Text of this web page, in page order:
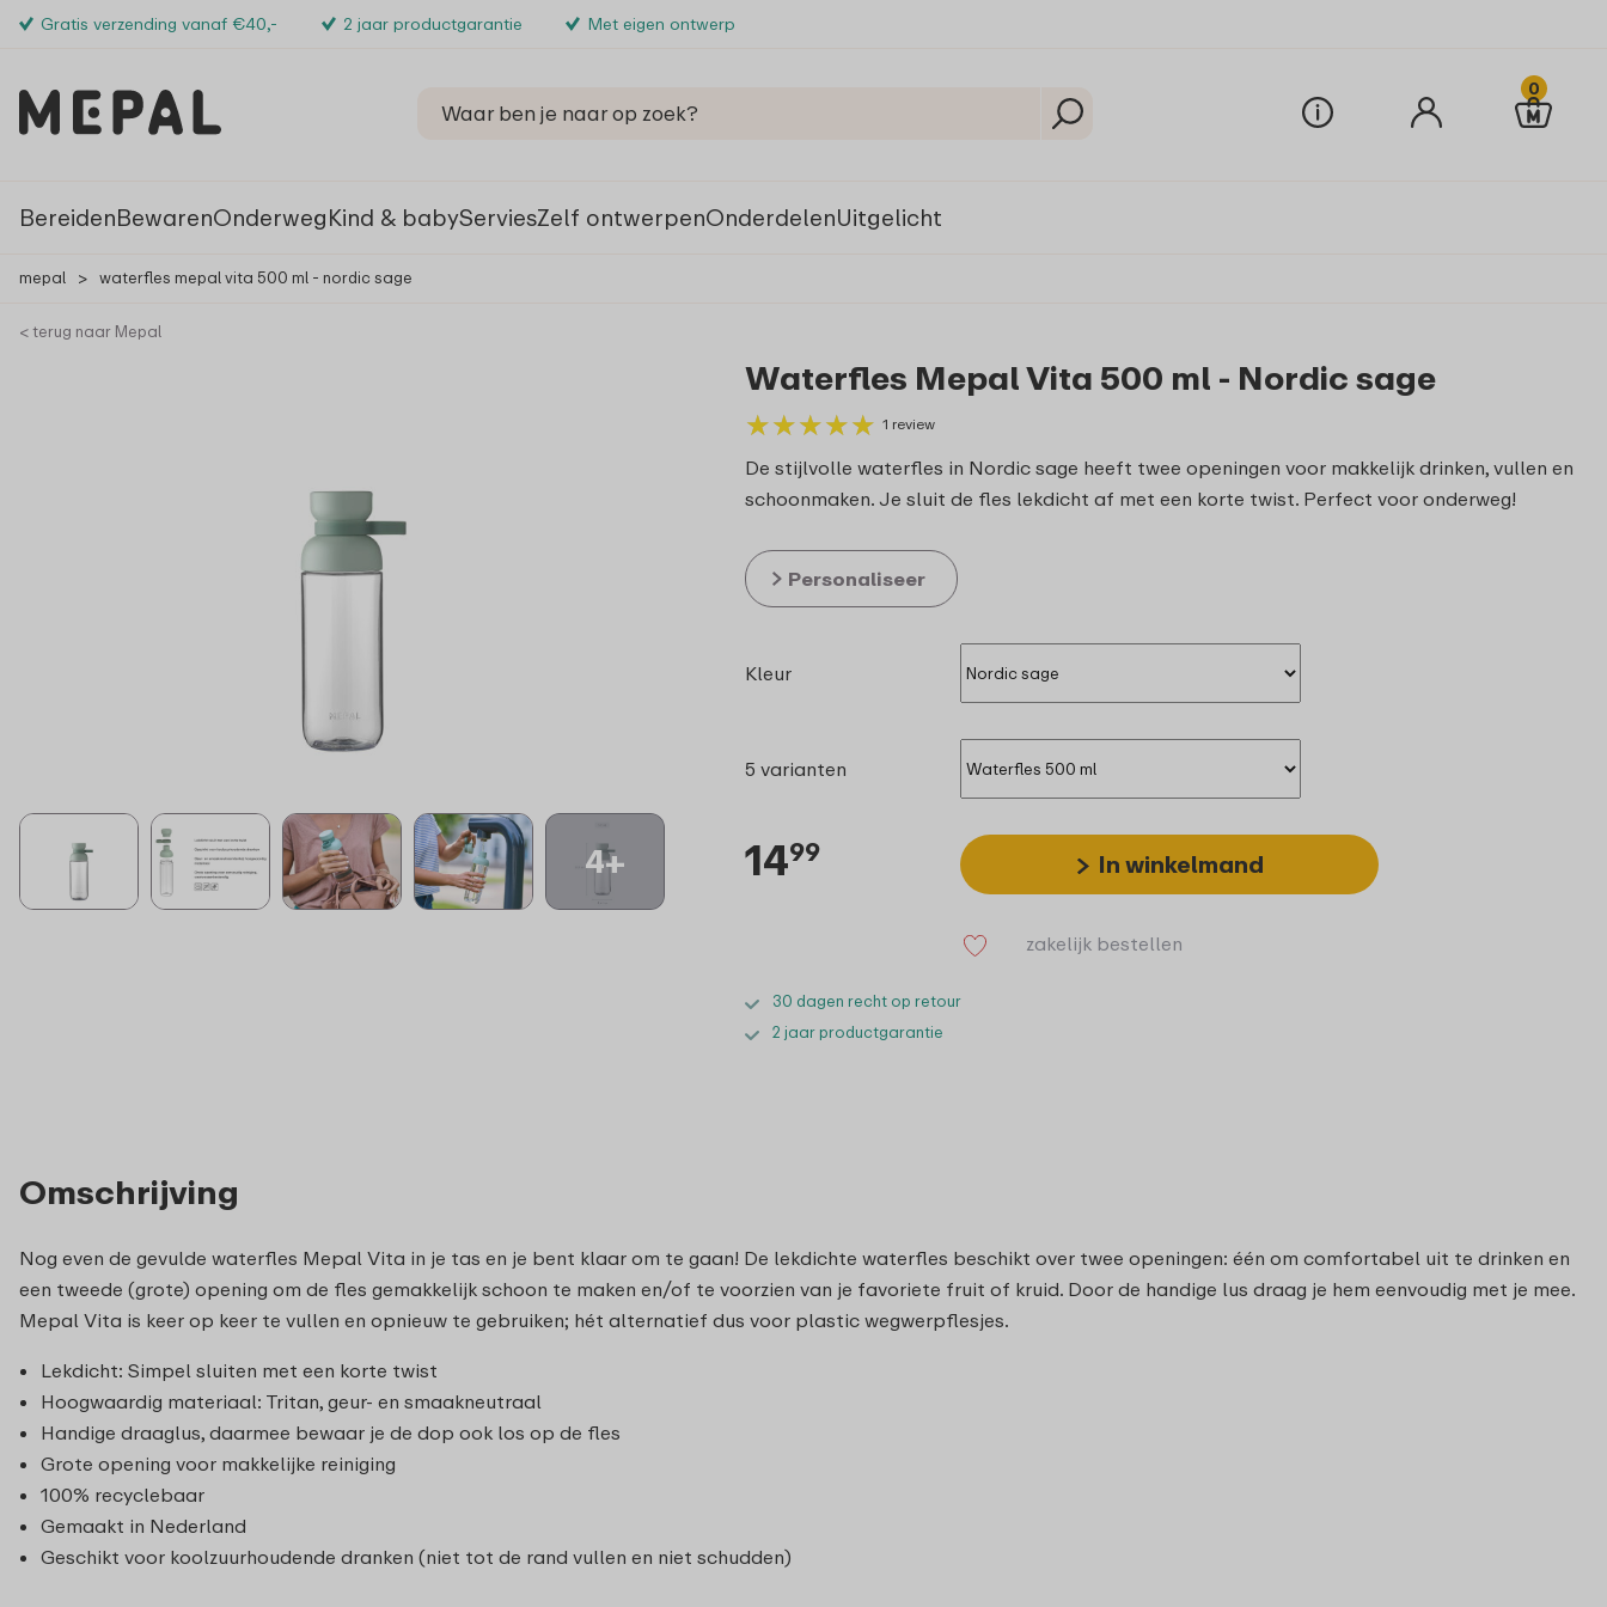
Gratis verzending vanaf €40,- 2 jaar productgarantie Met eigen ontwerp
0
BereidenBewarenOnderwegKind & babyServiesZelf ontwerpenOnderdelenUitgelicht
mepal > waterfles mepal vita 500 ml - nordic sage
< terug naar Mepal
4+
Waterfles Mepal Vita 500 ml - Nordic sage
★★★★★
★★★★★ 1 review
De stijlvolle waterfles in Nordic sage heeft twee openingen voor makkelijk drinken, vullen en
schoonmaken. Je sluit de fles lekdicht af met een korte twist. Perfect voor onderweg!
Personaliseer
Kleur
5 varianten
1499 In winkelmand
zakelijk bestellen
30 dagen recht op retour
2 jaar productgarantie
Omschrijving
Nog even de gevulde waterfles Mepal Vita in je tas en je bent klaar om te gaan! De lekdichte waterfles beschikt over twee openingen: één om comfortabel uit te drinken en
een tweede (grote) opening om de fles gemakkelijk schoon te maken en/of te voorzien van je favoriete fruit of kruid. Door de handige lus draag je hem eenvoudig met je mee.
Mepal Vita is keer op keer te vullen en opnieuw te gebruiken; hét alternatief dus voor plastic wegwerpflesjes.
Lekdicht: Simpel sluiten met een korte twist
Hoogwaardig materiaal: Tritan, geur- en smaakneutraal
Handige draaglus, daarmee bewaar je de dop ook los op de fles
Grote opening voor makkelijke reiniging
100% recyclebaar
Gemaakt in Nederland
Geschikt voor koolzuurhoudende dranken (niet tot de rand vullen en niet schudden)